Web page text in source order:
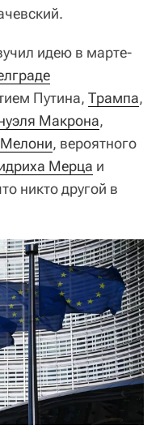
идею в марте-
Путина, Трампа,
Макрона,
, вероятного
Мерца и
никто другой в